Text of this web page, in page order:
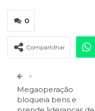
0
Compartilhar
ReddIt
>
Megaoperação
bloqueia bens e